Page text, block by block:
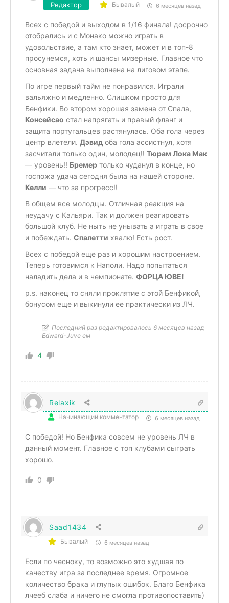
Редактор Бывалый 6 месяцев назад
Всех с победой и выходом в 1/16 финала! досрочно
отобрались и с Монако можно играть в
удовольствие, а там кто знает, может и в топ-8
просунемся, хоть и шансы мизерные. Главное что
основная задача выполнена на лиговом этапе.
По игре первый тайм не понравился. Играли
вальяжно и медленно. Слишком просто для
Бенфики. Во втором хорошая замена от Спала,
Консейсао стал напрягать и правый фланг и
защита португальцев растянулась. Оба гола через
центр влетели. Дэвид оба гола ассистнул, хотя
засчитали только один, молодец!! Тюрам Лока Мак
— уровень!! Бремер только чуданул в конце, но
госпожа удача сегодня была на нашей стороне.
Келли — что за прогресс!!
В общем все молодцы. Отличная реакция на
неудачу с Кальяри. Так и должен реагировать
большой клуб. Не ныть не унывать а играть в свое
и побеждать. Спалетти хвалю! Есть рост.
Всех с победой еще раз и хорошим настроением.
Теперь готовимся к Наполи. Надо попытаться
наладить дела и в чемпионате. ФОРЦА ЮВЕ!
p.s. наконец то сняли проклятие с этой Бенфикой,
бонусом еще и выкинули ее практически из ЛЧ.
Последний раз редактировалось 6 месяцев назад
Edward-Juve ем
4
Relaxik
Начинающий комментатор 6 месяцев назад
С победой! Но Бенфика совсем не уровень ЛЧ в
данный момент. Главное с топ клубами сыграть
хорошо.
0
Saad1434
Бывалый 6 месяцев назад
Если по чесноку, то возможно это худшая по
качеству игра за последнее время. Огромное
количество брака и глупых ошибок. Благо Бенфика
лчееб слаба и ничего не смогла противопоставить)